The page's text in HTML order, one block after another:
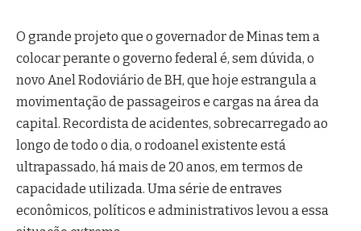
O grande projeto que o governador de Minas tem a
colocar perante o governo federal é, sem dúvida, o
novo Anel Rodoviário de BH, que hoje estrangula a
movimentação de passageiros e cargas na área da
capital. Recordista de acidentes, sobrecarregado ao
longo de todo o dia, o rodoanel existente está
ultrapassado, há mais de 20 anos, em termos de
capacidade utilizada. Uma série de entraves
econômicos, políticos e administrativos levou a essa